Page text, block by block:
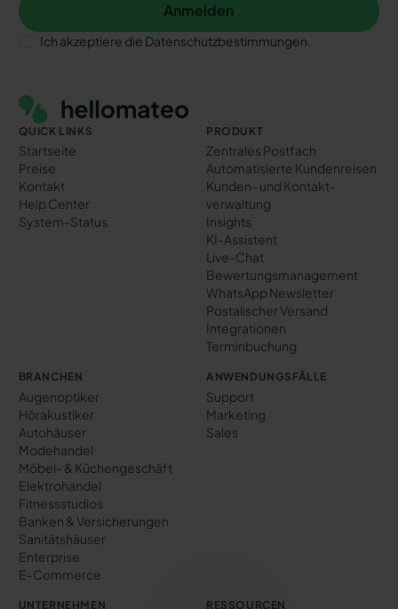
Anmelden
Anmelden
Ich akzeptiere die Datenschutzbestimmungen.
QUICK LINKS
Startseite
Preise
Kontakt
Help Center
System-Status
PRODUKT
Zentrales Postfach
Automatisierte Kundenreisen
Kunden- und Kontakt­
verwaltung
Insights
KI-Assistent
Live-Chat
Bewertungs­management
WhatsApp Newsletter
Postalischer Versand
Integrationen
Terminbuchung
BRANCHEN
Augenoptiker
Hörakustiker
Autohäuser
Modehandel
Möbel- & Küchengeschäft
Elektrohandel
Fitnessstudios
Banken & Versicherungen
Sanitätshäuser
Enterprise
E-Commerce
ANWENDUNGSFÄLLE
Support
Marketing
Sales
UNTERNEHMEN RESSOURCEN